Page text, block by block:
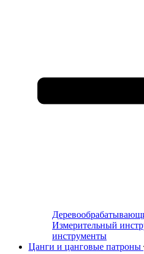
Измерительный
инструменты
Цанги и цанговые патроны